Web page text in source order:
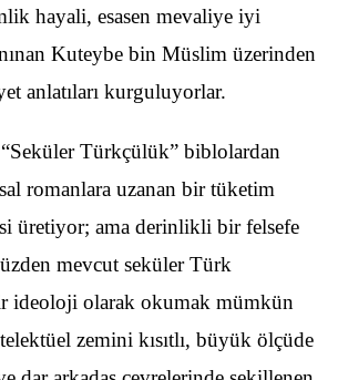
hayali, esasen mevaliye iyi
Kuteybe bin Müslim üzerinden
anlatıları kurguluyorlar.
Türkçülük” biblolardan
romanlara uzanan bir tüketim
üretiyor; ama derinlikli bir felsefe
mevcut seküler Türk
ideoloji olarak okumak mümkün
zemini kısıtlı, büyük ölçüde